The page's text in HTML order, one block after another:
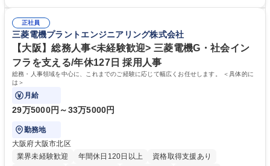
幅広く経験を積みたい意欲がある方に最適な環境です。 募集職種 【総
務・人事】未経験歓迎/日立グループ/組織運営を支えるゼネラリストを目
指す
のご経験 ■労務管理（給与計算・社会保険手続き・勤怠管理など）の経験
■衛生管理者の資格をお持ちの方 学歴・資格 学歴：大学院 大学 高専 短大
専修学校 高校 語学力： 資格：
正社員
三菱電機プラントエンジニアリング株式会社
【大阪】総務人事<未経験歓迎> 三菱電機G・社会イン
フラを支える/年休127日 採用人事
総務・人事領域を中心に、これまでのご経験に応じて幅広くお任せします。 ＜具体的に
は＞
月給
29万5000円～33万5000円
勤務地
大阪府大阪市北区
業界未経験歓迎
年間休日120日以上
資格取得支援あり